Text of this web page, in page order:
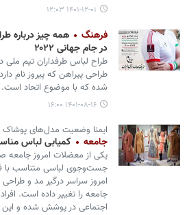
۱۴۰۱-۱۲-۰۱ ۱۲:۰۳
فرهنگ
همه چیز درباره
در جام جهانی ۲۰۲۲
طراحی پیراهن که پیروز نام
شده که با موضوع اتحاد است.
۱۴۰۱-۰۸-۱۶ ۱۶:۰۰
ایمنا وضعیت مدل‌های پوشاک
جامعه کمیابی لباس
یکی از معضلات امروز جامعه
جست‌وجوی لباسی متناسب با
امروز سراسر درگیر مد و
جامعه را تغییر داده است.
اجتماعی در پوشش شده و